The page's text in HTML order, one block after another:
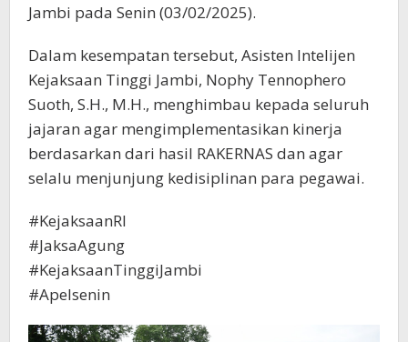
Jambi pada Senin (03/02/2025).
Dalam kesempatan tersebut, Asisten Intelijen
Kejaksaan Tinggi Jambi, Nophy Tennophero
Suoth, S.H., M.H., menghimbau kepada seluruh
jajaran agar mengimplementasikan kinerja
berdasarkan dari hasil RAKERNAS dan agar
selalu menjunjung kedisiplinan para pegawai.
#KejaksaanRI
#JaksaAgung
#KejaksaanTinggiJambi
#Apelsenin